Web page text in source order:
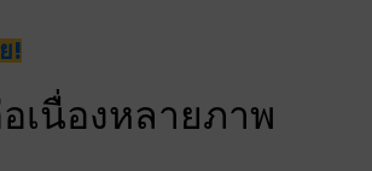
!
เนื่องหลายภาพ